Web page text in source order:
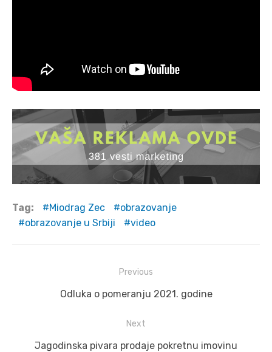
Tag: Miodrag Zec
obrazovanje
obrazovanje u Srbiji
video
navigation
Previous
Previous
Odluka o pomeranju 2021. godine
Next
Next
Jagodinska pivara prodaje pokretnu imovinu